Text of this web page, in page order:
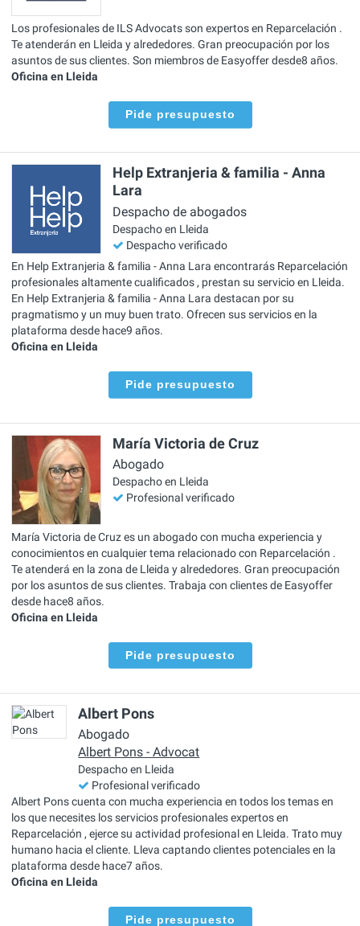
Los profesionales de ILS Advocats son expertos en Reparcelación .
Te atenderán en Lleida y alrededores. Gran preocupación por los
asuntos de sus clientes. Son miembros de Easyoffer desde8 años.
Oficina en Lleida
Pide presupuesto
Help Extranjeria & familia - Anna
Lara
Despacho de abogados
Despacho en Lleida
Despacho verificado
En Help Extranjeria & familia - Anna Lara encontrarás Reparcelación
profesionales altamente cualificados , prestan su servicio en Lleida.
En Help Extranjeria & familia - Anna Lara destacan por su
pragmatismo y un muy buen trato. Ofrecen sus servicios en la
plataforma desde hace9 años.
Oficina en Lleida
Pide presupuesto
María Victoria de Cruz
Abogado
Despacho en Lleida
Profesional verificado
María Victoria de Cruz es un abogado con mucha experiencia y
conocimientos en cualquier tema relacionado con Reparcelación .
Te atenderá en la zona de Lleida y alrededores. Gran preocupación
por los asuntos de sus clientes. Trabaja con clientes de Easyoffer
desde hace8 años.
Oficina en Lleida
Pide presupuesto
Albert Pons
Abogado
Albert Pons - Advocat
Despacho en Lleida
Profesional verificado
Albert Pons cuenta con mucha experiencia en todos los temas en
los que necesites los servicios profesionales expertos en
Reparcelación , ejerce su actividad profesional en Lleida. Trato muy
humano hacia el cliente. Lleva captando clientes potenciales en la
plataforma desde hace7 años.
Oficina en Lleida
Pide presupuesto